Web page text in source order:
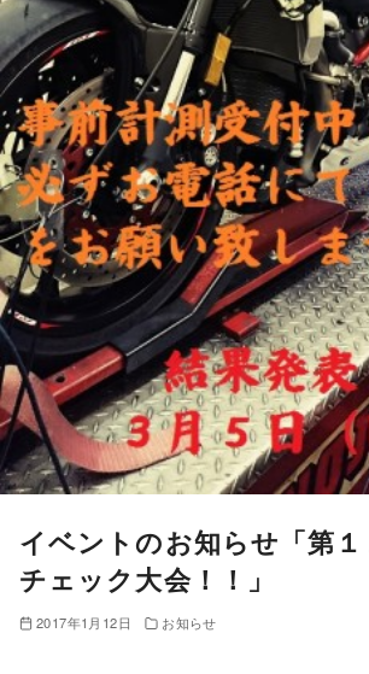
イベントのお知らせ「第
チェック大会！！」
2017年1月12日 お知らせ